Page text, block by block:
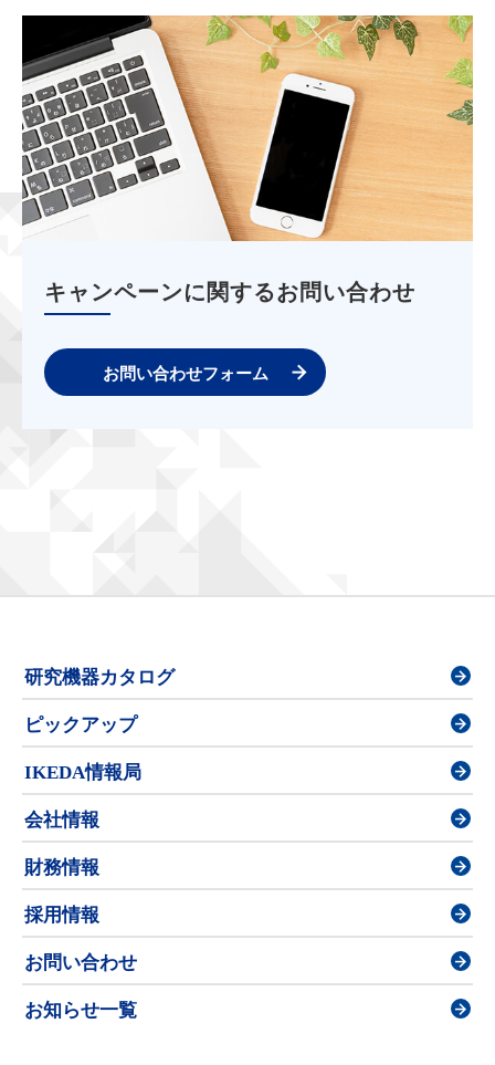
キャンペーンに関するお問い合わせ
お問い合わせフォーム
研究機器カタログ
ピックアップ
IKEDA情報局
会社情報
財務情報
採用情報
お問い合わせ
お知らせ一覧